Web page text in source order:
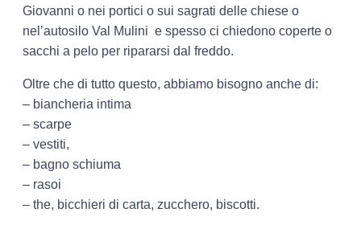
Giovanni o nei portici o sui sagrati delle chiese o
nel’autosilo Val Mulini e spesso ci chiedono coperte o
sacchi a pelo per ripararsi dal freddo.
Oltre che di tutto questo, abbiamo bisogno anche di:
– biancheria intima
– scarpe
– vestiti,
– bagno schiuma
– rasoi
– the, bicchieri di carta, zucchero, biscotti.